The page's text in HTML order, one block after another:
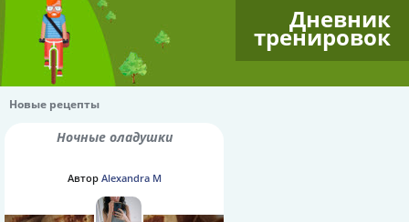
Дневник
тренировок
Новые рецепты
Ночные оладушки
Автор Alexandra M